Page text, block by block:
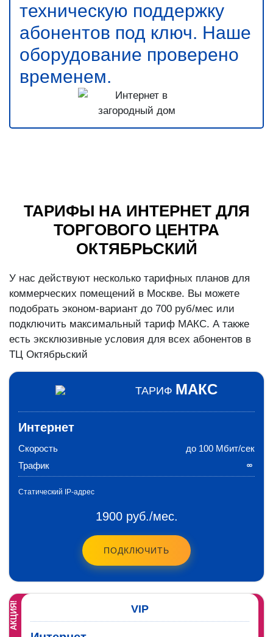
техническую поддержку
абонентов под ключ. Наше
оборудование проверено
временем.
ТАРИФЫ НА ИНТЕРНЕТ ДЛЯ
ТОРГОВОГО ЦЕНТРА
ОКТЯБРЬСКИЙ
У нас действуют несколько тарифных планов для
коммерческих помещений в Москве. Вы можете
подобрать эконом-вариант до 700 руб/мес или
подключить максимальный тариф МАКС. А также
есть эксклюзивные условия для всех абонентов в
ТЦ Октябрьский
ТАРИФ МАКС
Интернет
Скорость
до 100 Мбит/сек
Трафик
Статический IP-адрес
1900 руб./мес.
ПОДКЛЮЧИТЬ
АКЦИЯ! VIP